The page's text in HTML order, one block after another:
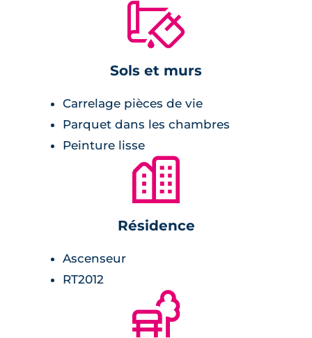
chauffage au gaz,
porte palière équipée de serrures de
sûreté 3 points A2P.
receveur de douche extra-plat,
radiateur sèche-serviette,
meuble vasque surmonté d'un miroir et
de bandeaux lumineux,
robinetterie mitigeuse,
Chambre :
parquet stratifié,
🔨
Sols et murs
Carrelage pièces de vie
Parquet dans les chambres
Peinture lisse
🏙
Résidence
Ascenseur
RT2012
🌲